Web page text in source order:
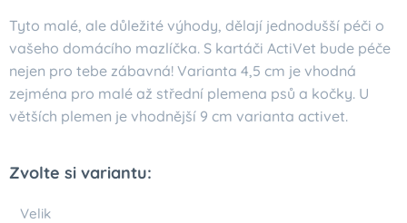
Tyto malé, ale důležité výhody, dělají jednodušší péči o
vašeho domácího mazlíčka. S kartáči ActiVet bude péče
nejen pro tebe zábavná! Varianta 4,5 cm je vhodná
zejména pro malé až střední plemena psů a kočky. U
větších plemen je vhodnější 9 cm varianta activet.
Zvolte si variantu:
Velik